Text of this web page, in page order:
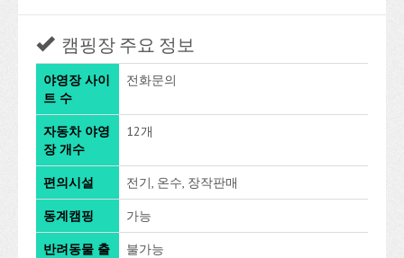
캠핑장 주요 정보
야영장 사이
트 수
전화문의
자동차 야영
장 개수
12개
편의시설 전기, 온수, 장작판매
동계캠핑 가능
반려동물 출
불가능